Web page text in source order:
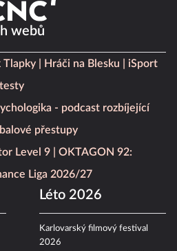
webů
Tlapky Hráči na Blesku
iSport
- podcast rozbíjející
přestupy
Level 9
OKTAGON 92:
Liga 2026/27
Léto 2026
Karlovarský filmový festival
2026